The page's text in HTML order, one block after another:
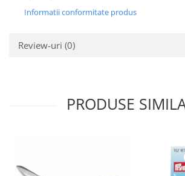
Informatii conformitate produs
Review-uri (0)
PRODUSE